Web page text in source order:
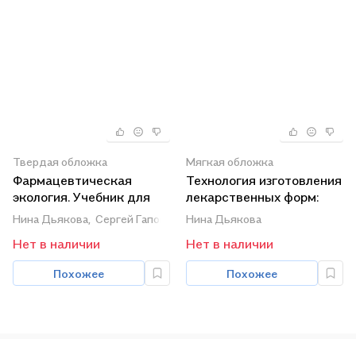
Твердая обложка
Фармацевтическая
экология. Учебник для
вузов
Нина Дьякова, Сергей Гапонов, Алексей Сливкин
Нет в наличии
Похожее
Мягкая обложка
Технология изготовления
лекарственных форм:
гомеопатические
Учебное пособие
Нина Дьякова
Нет в наличии
Похожее